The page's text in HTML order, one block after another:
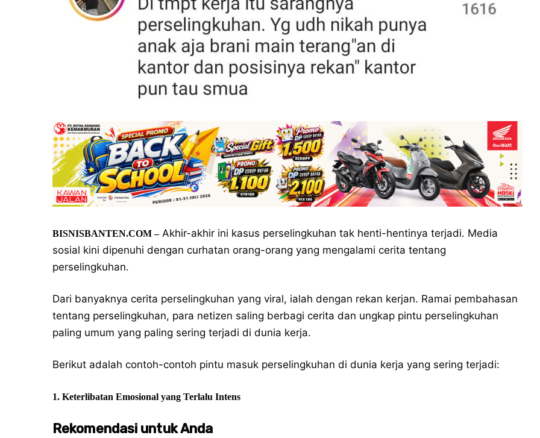
BISNISBANTEN.COM –Akhir-akhir ini kasus perselingkuhan tak henti-hentinya terjadi. Media
sosial kini dipenuhi dengan curhatan orang-orang yang mengalami cerita tentang
perselingkuhan.
Dari banyaknya cerita perselingkuhan yang viral, ialah dengan rekan kerjan. Ramai pembahasan
tentang perselingkuhan, para netizen saling berbagi cerita dan ungkap pintu perselingkuhan
paling umum yang paling sering terjadi di dunia kerja.
Berikut adalah contoh-contoh pintu masuk perselingkuhan di dunia kerja yang sering terjadi:
1. Keterlibatan Emosional yang Terlalu Intens
Rekomendasi untuk Anda